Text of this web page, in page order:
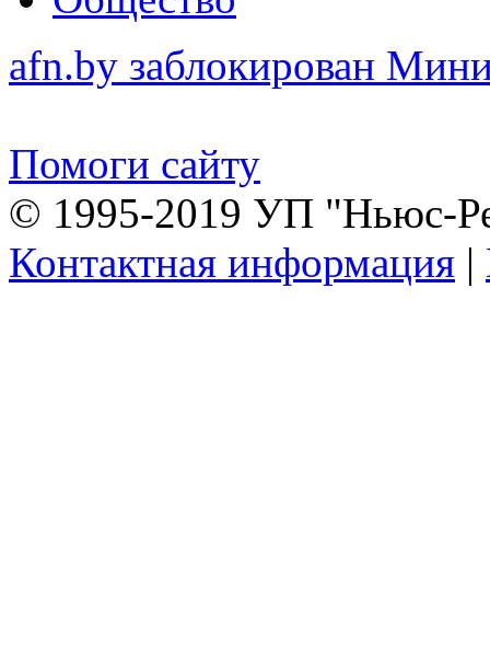
afn.by заблокирован
Помоги сайту
© 1995-2019 УП "Ньюс-
Контактная информация |